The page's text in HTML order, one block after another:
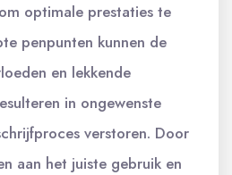
optimale prestaties te
penpunten kunnen de
en lekkende
in ongewenste
verstoren. Door
aan het juiste gebruik en